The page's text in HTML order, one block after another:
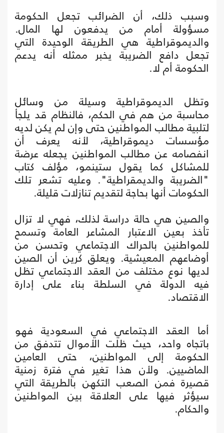
وسبب ذلك، أن الضرائب تجعل الحكومة
مسؤولة أمام من يدفعون لها المال.
والديموقراطية هي الطريقة الوحيدة التي
تجعل دافع الضريبة يخبر ممثله أنه يدعم
الحكومة أم لا.
وتظل الديموقراطية وسيلة من وسائل
محاسبة من هم في الحكم، فالنظام قد يلجأ
لتلبية مطالب المواطنين حتى وإن لم يكن لديه
مؤسسات ديموقراطية، لأنه يعرف أن
انفصامه عن مطالب المواطنين يجعله عرضة
للمشاكل كما يقول ستينمو، مؤلف كتاب
"الضريبة والديمقراطية". وعليه تشعر تلك
الحكومات أنها بحاجة لتقديم تنازلات قليلة.
والصين هي حالة دراسة لذلك، فهي لا تزال
تأخذ بعين الاعتبار المشاعر العامة وتسمح
للمواطنين بالحراك الاجتماعي وتحسن من
أوضاعهم المعيشية. ويعلق كرين أن الصين
لديها نوع مختلف من العقد الاجتماعي تظل
فيه الدولة في السلطة بناء على إدارة
الاقتصاد.
أما العقد الاجتماعي في السعودية فهو
باتجاه واحد، حيث ظلت الأموال تتدفق من
الحكومة إلى المواطنين، حتى العامين
الماضيين. ولأن هذا تغير في فترة زمنية
قصيرة فمن الصعب التكهن بالطريقة التي
سيؤثر فيها على العلاقة بين المواطنين
والحكام.